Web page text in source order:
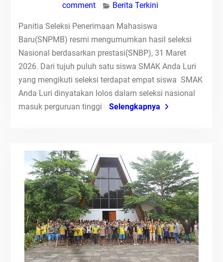
comment
Berita Terkini
Panitia Seleksi Penerimaan Mahasiswa
Baru(SNPMB) resmi mengumumkan hasil seleksi
Nasional berdasarkan prestasi(SNBP), 31 Maret
2026. Dari tujuh puluh satu siswa SMAK Anda Luri
yang mengikuti seleksi terdapat empat siswa SMAK
Anda Luri dinyatakan lolos dalam seleksi nasional
masuk perguruan tinggi
Selengkapnya